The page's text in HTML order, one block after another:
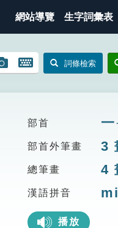
網站導覽 生字詞彙表
圖
搜
開
鍵
圖
詞條檢索
部首 一
部首外筆畫 3
總筆畫 4
漢語拼音
播放